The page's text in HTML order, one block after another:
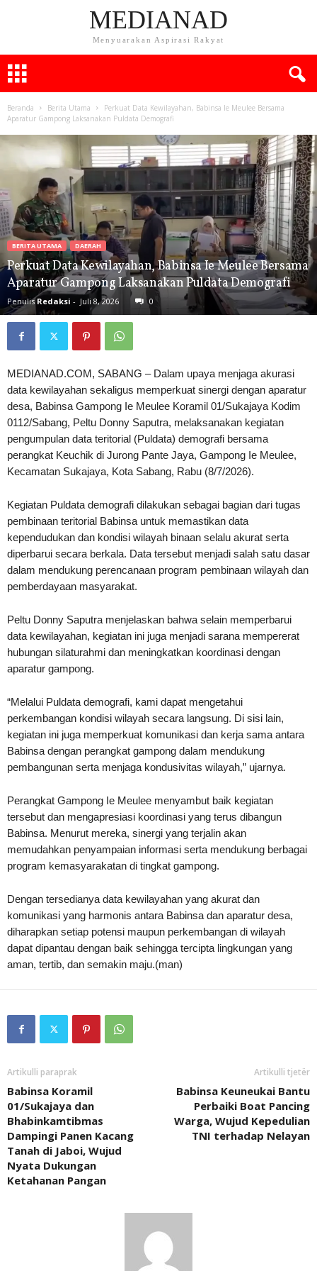
MEDIANAD
Menyuarakan Aspirasi Rakyat
Beranda Berita Utama
Perkuat Data Kewilayahan, Babinsa Ie Meulee Bersama
Aparatur Gampong Laksanakan Puldata Demografi
BERITA UTAMA DAERAH
Perkuat Data Kewilayahan, Babinsa Ie Meulee Bersama
Aparatur Gampong Laksanakan Puldata Demografi
Penulis Redaksi - Juli 8, 2026 0
MEDIANAD.COM, SABANG – Dalam upaya menjaga akurasi
data kewilayahan sekaligus memperkuat sinergi dengan aparatur
desa, Babinsa Gampong Ie Meulee Koramil 01/Sukajaya Kodim
0112/Sabang, Peltu Donny Saputra, melaksanakan kegiatan
pengumpulan data teritorial (Puldata) demografi bersama
perangkat Keuchik di Jurong Pante Jaya, Gampong Ie Meulee,
Kecamatan Sukajaya, Kota Sabang, Rabu (8/7/2026).
Kegiatan Puldata demografi dilakukan sebagai bagian dari tugas
pembinaan teritorial Babinsa untuk memastikan data
kependudukan dan kondisi wilayah binaan selalu akurat serta
diperbarui secara berkala. Data tersebut menjadi salah satu dasar
dalam mendukung perencanaan program pembinaan wilayah dan
pemberdayaan masyarakat.
Peltu Donny Saputra menjelaskan bahwa selain memperbarui
data kewilayahan, kegiatan ini juga menjadi sarana mempererat
hubungan silaturahmi dan meningkatkan koordinasi dengan
aparatur gampong.
“Melalui Puldata demografi, kami dapat mengetahui
perkembangan kondisi wilayah secara langsung. Di sisi lain,
kegiatan ini juga memperkuat komunikasi dan kerja sama antara
Babinsa dengan perangkat gampong dalam mendukung
pembangunan serta menjaga kondusivitas wilayah,” ujarnya.
Perangkat Gampong Ie Meulee menyambut baik kegiatan
tersebut dan mengapresiasi koordinasi yang terus dibangun
Babinsa. Menurut mereka, sinergi yang terjalin akan
memudahkan penyampaian informasi serta mendukung berbagai
program kemasyarakatan di tingkat gampong.
Dengan tersedianya data kewilayahan yang akurat dan
komunikasi yang harmonis antara Babinsa dan aparatur desa,
diharapkan setiap potensi maupun perkembangan di wilayah
dapat dipantau dengan baik sehingga tercipta lingkungan yang
aman, tertib, dan semakin maju.(man)
Artikulli paraprak
Babinsa Koramil
01/Sukajaya dan
Bhabinkamtibmas
Dampingi Panen Kacang
Tanah di Jaboi, Wujud
Nyata Dukungan
Ketahanan Pangan
Artikulli tjetër
Babinsa Keuneukai Bantu
Perbaiki Boat Pancing
Warga, Wujud Kepedulian
TNI terhadap Nelayan